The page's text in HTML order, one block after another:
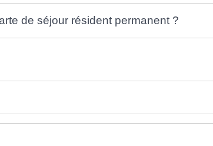
de séjour résident permanent ?